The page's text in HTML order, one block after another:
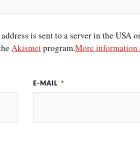
is sent to a server in the USA
Akismetprogram.More information
E-MAIL *